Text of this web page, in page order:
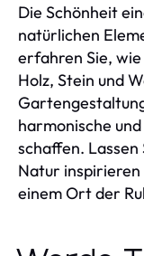
Die Schönheit
natürlichen
erfahren Sie,
Holz, Stein und
harmonische
schaffen.
Natur inspirieren
einem Ort der